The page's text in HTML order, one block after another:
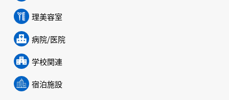
理美容室
病院/医院
学校関連
宿泊施設